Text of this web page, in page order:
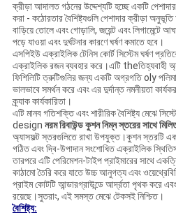
ক্রীড়া আদালত গঠনের উদ্দেশ্যটি হচ্ছে একটি
করা - কঠোরতার বৈশিষ্ট্যগুলি পেশাদার ক্রীড়া
বাড়িয়ে তোলে এবং গোড়ালি, জয়েন্ট এবং লিগামেন্টে
পড়ে যাওয়া এবং দুর্ঘটনার কারণে ঘর্ষণ কমাতে হবে।
এসপিইউ এক্রাইলিক টেনিস কোর্ট সিস্টেম ঘর্ষণ
এক্রাইলিক রজন ব্যবহার করে।এটি theতিহ্যবাহী
ফিশিলিটি ত্রুটিগুলির জন্য একটি অগ্রগতি oly
ভালভাবে সমর্থন করে এবং এর দুর্দান্ত নমনীয়তা
ক্র্যাক কার্যকারিতা।
এটি মানব গতিশক্তি এবং শারীরিক বৈশিষ্ট্য মেঝে
design নরম রিবাউন্ড কুশন নিম্ন স্তরের সাথে
অ্যাসফল্ট স্তরগুলিতে রাখা উপযুক্ত।কুশন স্তরটি
গঠিত এবং দ্বি-উপাদান সংশোধিত এক্রাইলিক
তারপরে এটি পেরিমেশন-টাইপ প্রাইমারের সাথে
কাঠামো তৈরি করে যাতে উচ্চ আনুগত্য এবং
প্রাইম কোটটি আন্ডারগ্রাউন্ডে আর্দ্রতা পৃথক করে
রয়েছে।সুতরাং, এই সমস্ত মেঝে টেকসই নিশ্চিত।
বৈশিষ্ট্য: